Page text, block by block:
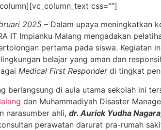
css=””]
2025 – Dalam upaya meningkatkan
IT Impianku Malang mengadakan
pertama pada siswa. Kegiatan
belajar yang aman dan
Medical First Responderdi tingkat
berlangsung di aula utama sekolah ini
dan Muhammadiyah Disaster
narasumber ahli, dr. Aurick Yudha
perawatan darurat pra-rumah